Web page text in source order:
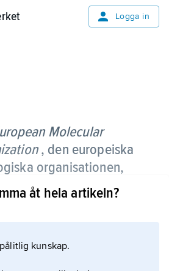
Logga in
Molecular
, den europeiska
organisationen,
kurser och
åt hela artikeln?
kunskap.